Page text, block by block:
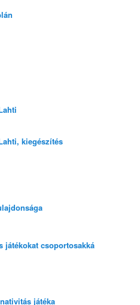
kiegészítés
játékokat csoportosakká
játéka